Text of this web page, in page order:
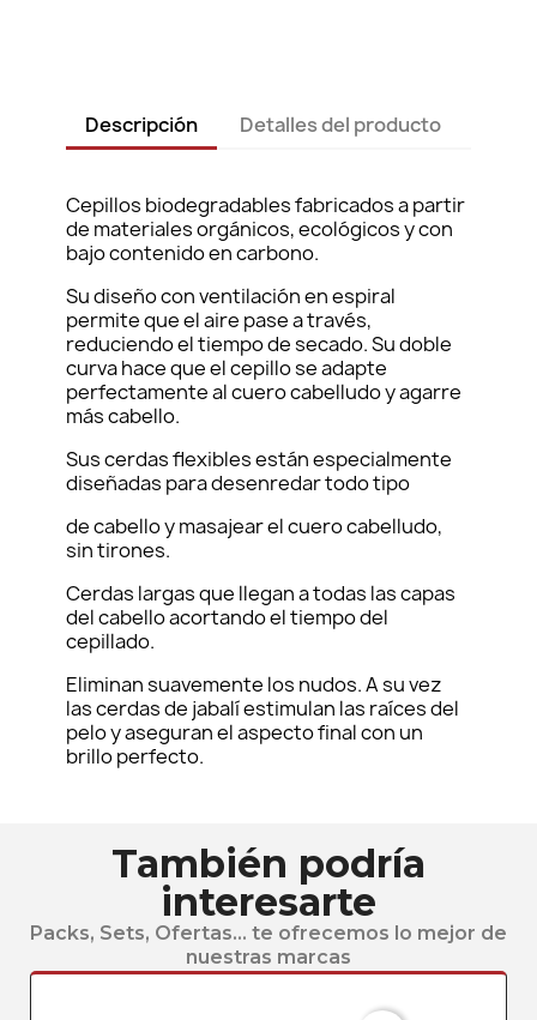
Descripción Detalles del producto
Cepillos biodegradables fabricados a partir
de materiales orgánicos, ecológicos y con
bajo contenido en carbono.
Su diseño con ventilación en espiral
permite que el aire pase a través,
reduciendo el tiempo de secado. Su doble
curva hace que el cepillo se adapte
perfectamente al cuero cabelludo y agarre
más cabello.
Sus cerdas flexibles están especialmente
diseñadas para desenredar todo tipo
de cabello y masajear el cuero cabelludo,
sin tirones.
Cerdas largas que llegan a todas las capas
del cabello acortando el tiempo del
cepillado.
Eliminan suavemente los nudos. A su vez
las cerdas de jabalí estimulan las raíces del
pelo y aseguran el aspecto final con un
brillo perfecto.
También podría
interesarte
Packs, Sets, Ofertas... te ofrecemos lo mejor de
nuestras marcas